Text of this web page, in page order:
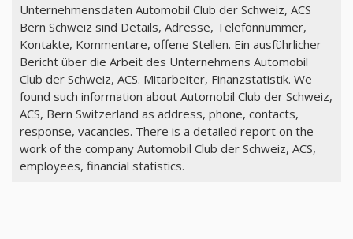
Unternehmensdaten Automobil Club der Schweiz, ACS
Bern Schweiz sind Details, Adresse, Telefonnummer,
Kontakte, Kommentare, offene Stellen. Ein ausführlicher
Bericht über die Arbeit des Unternehmens Automobil
Club der Schweiz, ACS. Mitarbeiter, Finanzstatistik. We
found such information about Automobil Club der Schweiz,
ACS, Bern Switzerland as address, phone, contacts,
response, vacancies. There is a detailed report on the
work of the company Automobil Club der Schweiz, ACS,
employees, financial statistics.